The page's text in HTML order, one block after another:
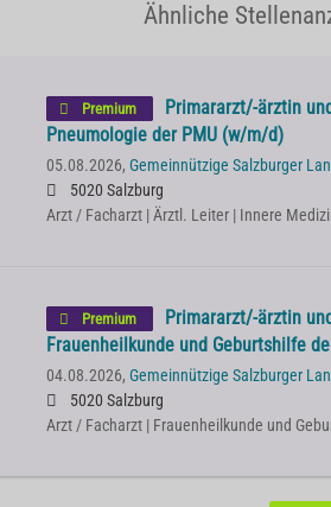
Ähnliche
Premium
Primararzt/-ärztin
Pneumologie der PMU (w/m/d)
05.08.2026, Gemeinnützige Salzburger
5020 Salzburg
Arzt / Facharzt | Ärztl. Leiter | Innere
Premium
Primararzt/-ärztin
Frauenheilkunde und Geburtshilfe
04.08.2026, Gemeinnützige Salzburger
5020 Salzburg
Arzt / Facharzt | Frauenheilkunde und